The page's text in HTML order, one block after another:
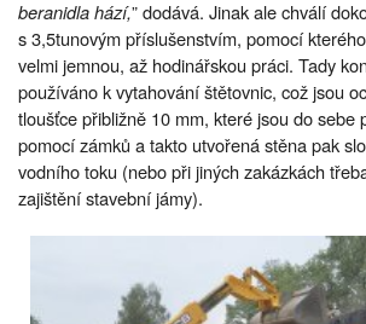
beranidla hází,” dodává. Jinak ale chválí
s 3,5tunovým příslušenstvím, pomocí
velmi jemnou, až hodinářskou práci. Tady
používáno k vytahování štětovnic, což jsou
tloušťce přibližně 10 mm, které jsou do sebe
pomocí zámků a takto utvořená stěna pak
vodního toku (nebo při jiných zakázkách
zajištění stavební jámy).